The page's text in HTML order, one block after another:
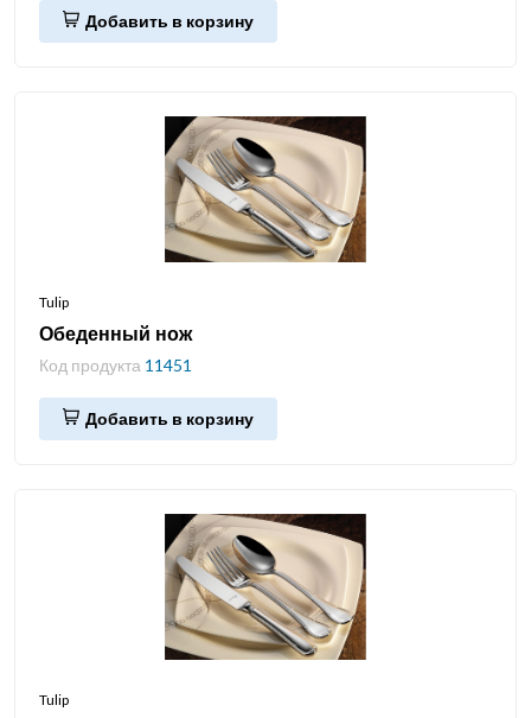
Добавить в корзину
Tulip
Обеденный нож
Код продукта 11451
Добавить в корзину
Tulip